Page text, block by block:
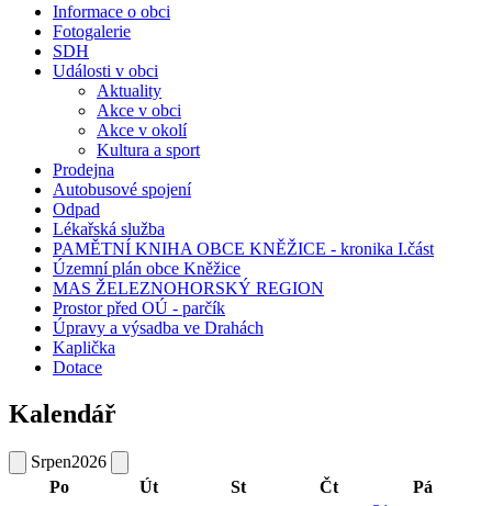
Informace o obci
Fotogalerie
SDH
Události v obci
Aktuality
Akce v obci
Akce v okolí
Kultura a sport
Prodejna
Autobusové spojení
Odpad
Lékařská služba
PAMĚTNÍ KNIHA OBCE KNĚŽICE - kronika I.část
Územní plán obce Kněžice
MAS ŽELEZNOHORSKÝ REGION
Prostor před OÚ - parčík
Úpravy a výsadba ve Drahách
Kaplička
Dotace
Kalendář
Srpen2026
Po
Út St Čt Pá